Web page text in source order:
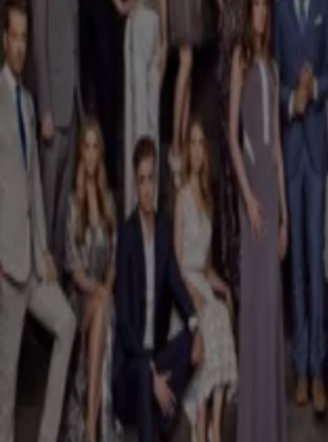
Reality
EOTB-Henk en Justin over felle tv-ruzie: 'Ik heb geen
7 juli, 23:10
Reality
Ex On The Beach-Henk valt ex Justin aan: ruzie loopt
7 juli, 21:49
Volgers reageren enthousiast op verrassende
7 juli, 10:57
Reality
Estavana Polman wordt vaste gast bij Vandaag Inside
7 juli, 08:39
Spraakmakend
6 8